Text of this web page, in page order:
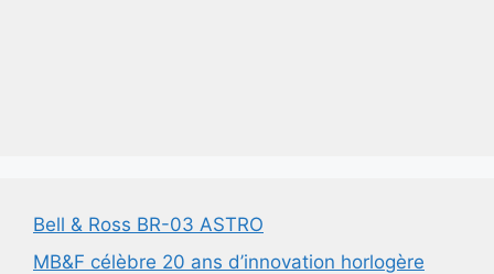
Bell & Ross BR-03 ASTRO
MB&F célèbre 20 ans d’innovation horlogère